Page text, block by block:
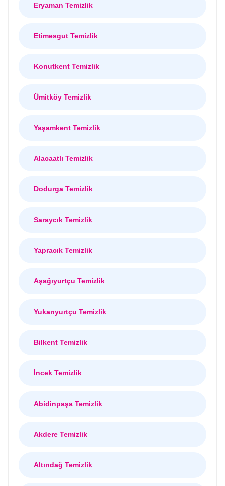
Eryaman Temizlik
Etimesgut Temizlik
Konutkent Temizlik
Ümitköy Temizlik
Yaşamkent Temizlik
Alacaatlı Temizlik
Dodurga Temizlik
Saraycık Temizlik
Yapracık Temizlik
Aşağıyurtçu Temizlik
Yukarıyurtçu Temizlik
Bilkent Temizlik
İncek Temizlik
Abidinpaşa Temizlik
Akdere Temizlik
Altındağ Temizlik